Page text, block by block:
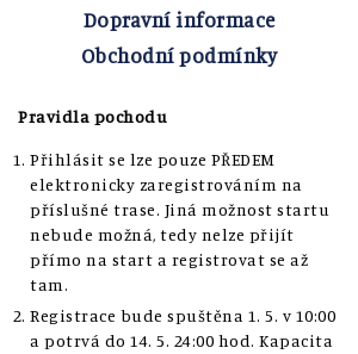
Dopravní informace
Obchodní podmínky
Pravidla pochodu
Přihlásit se lze pouze PŘEDEM
elektronicky zaregistrováním na
příslušné trase. Jiná možnost startu
nebude možná, tedy nelze přijít
přímo na start a registrovat se až
tam.
Registrace bude spuštěna 1. 5. v 10:00
a potrvá do 14. 5. 24:00 hod. Kapacita